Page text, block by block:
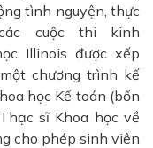
tình nguyện, thực
cuộc thi kinh
Illinois được xếp
chương trình kế
học Kế toán (bốn
sĩ Khoa học về
cho phép sinh viên